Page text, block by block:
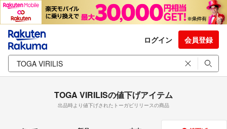
ログイン 会員登録
TOGA VIRILISの値下げアイテム
出品時より値下げされたトーガビリリースの商品